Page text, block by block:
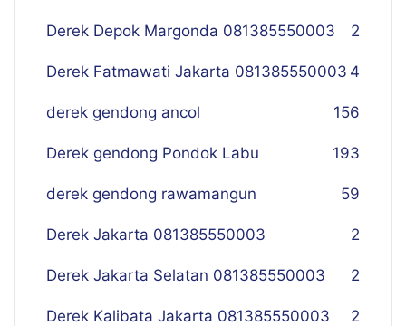
Derek Depok Margonda 081385550003 2
Derek Fatmawati Jakarta 081385550003 4
derek gendong ancol 156
Derek gendong Pondok Labu 193
derek gendong rawamangun 59
Derek Jakarta 081385550003 2
Derek Jakarta Selatan 081385550003 2
Derek Kalibata Jakarta 081385550003 2